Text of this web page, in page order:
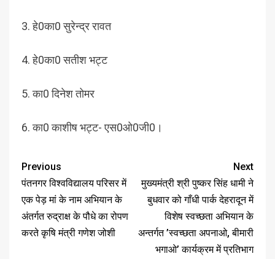
3. हे0का0 सुरेन्द्र रावत
4. हे0का0 सतीश भट्ट
5. का0 दिनेश तोमर
6. का0 काशीष भट्ट- एस0ओ0जी0।
Previous
पंतनगर विश्वविद्यालय परिसर में
एक पेड़ मां के नाम अभियान के
अंतर्गत रुद्राक्ष के पौधे का रोपण
करते कृषि मंत्री गणेश जोशी
Next
मुख्यमंत्री श्री पुष्कर सिंह धामी ने
बुधवार को गाँधी पार्क देहरादून में
विशेष स्वच्छता अभियान के
अन्तर्गत ’स्वच्छता अपनाओ, बीमारी
भगाओ’ कार्यक्रम में प्रतिभाग